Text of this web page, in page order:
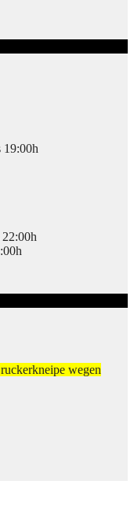
19:00h
wegen